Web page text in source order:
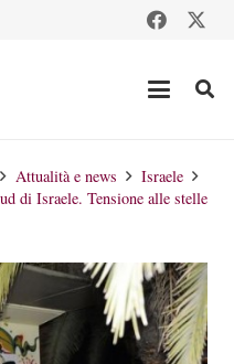
Attualità e news
Israele
di Israele. Tensione alle stelle